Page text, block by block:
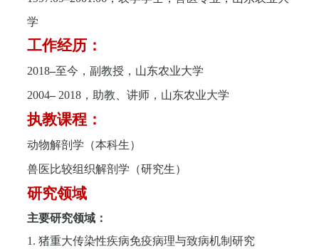
学
工作经历：
2018–至今，副教授，山东农业大学
2004–2018，助教、讲师，山东农业大学
执教课程：
动物解剖学（本科生）
兽医比较组织解剖学（研究生）
研究领域
主要研究领域：
1. 猪重大传染性疾病免疫病理与致病机制研究